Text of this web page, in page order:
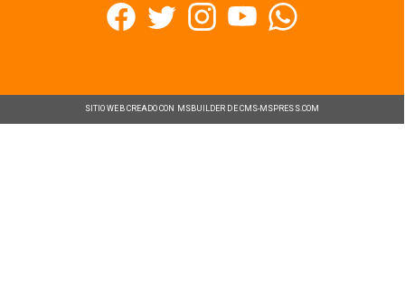
SITIO WEB CREADO CON MSBUILDER DE CMS-MSPRESS.COM